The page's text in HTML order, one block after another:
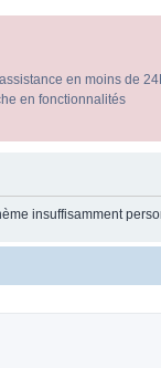
en moins de
en fonctionnalités
insuffisamment